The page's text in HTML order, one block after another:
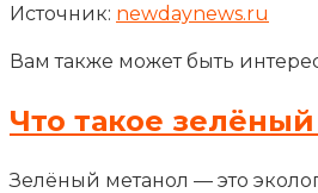
Источник: newdaynews.ru
Вам также может быть
Что такое
Зелёный метанол — это